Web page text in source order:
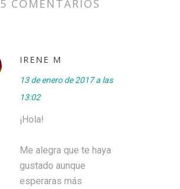
5 COMENTARIOS
IRENE M
13 de enero de 2017 a las
13:02
¡Hola!
Me alegra que te haya
gustado aunque
esperaras más